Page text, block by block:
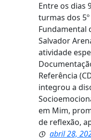
Entre os dias
turmas dos
Fundamental
Salvador
atividade
Referência
integrou a
em Mim,
de reflexão,
abril 28,